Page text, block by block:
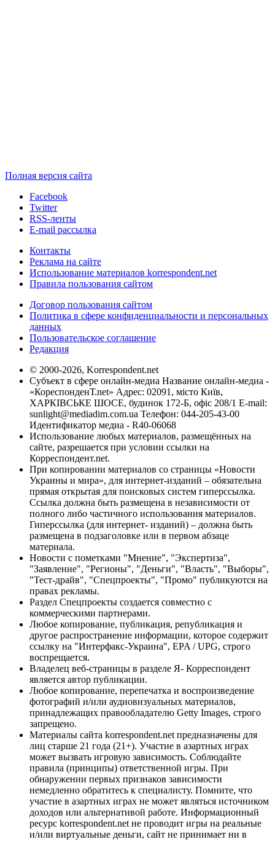
Полная версия сайта
Facebook
Twitter
RSS-ленты
E-mail рассылка
Контакты
Реклама на сайте
Использование материалов korrespondent.net
Правила пользования сайтом
Договор пользования сайтом
Политика в сфере конфиденциальности и персональных
данных
Пользовательское соглашение
Редакция
© 2000-2026, Korrespondent.net
Субъект в сфере онлайн-медиа Название онлайн-медиа -
«КореспонденТ.net» Адрес: 02091, місто Київ,
ХАРКІВСЬКЕ ШОСЕ, будинок 172-Б, офіс 208/1 E-mail:
sunlight@mediadim.com.ua Телефон: 044-205-43-00
Идентификатор медиа - R40-06068
Использование любых материалов, размещённых на
сайте, разрешается при условии ссылки на
Корреспондент.net.
При копировании материалов со страницы «Новости
Украины и мира», для интернет-изданий – обязательна
прямая открытая для поисковых систем гиперссылка.
Ссылка должна быть размещена в независимости от
полного либо частичного использования материалов.
Гиперссылка (для интернет- изданий) – должна быть
размещена в подзаголовке или в первом абзаце
материала.
Новости с пометками "Мнение", "Экспертиза",
"Заявление", "Регионы", "Деньги", "Власть", "Выборы",
"Тест-драйв", "Спецпроекты", "Промо" публикуются на
правах рекламы.
Раздел Спецпроекты создается совместно с
коммерческими партнерами.
Любое копирование, публикация, републикация и
другое распространение информации, которое содержит
ссылку на "Интерфакс-Украина", EPA / UPG, строго
воспрещается.
Владелец веб-страницы в разделе Я- Корреспондент
является автор публикации.
Любое копирование, перепечатка и воспроизведение
фотографий и/или аудиовизуальных материалов,
принадлежащих правообладателю Getty Images, строго
запрещено.
Материалы сайта korrespondent.net предназначены для
лиц старше 21 года (21+). Участие в азартных играх
может вызвать игровую зависимость. Соблюдайте
правила (принципы) ответственной игры. При
обнаружении первых признаков зависимости
немедленно обратитесь к специалисту. Помните, что
участие в азартных играх не может являться источником
доходов или альтернативой работе. Информационный
ресурс korrespondent.net не проводит игры на реальные
и/или виртуальные деньги, сайт не принимает ни в